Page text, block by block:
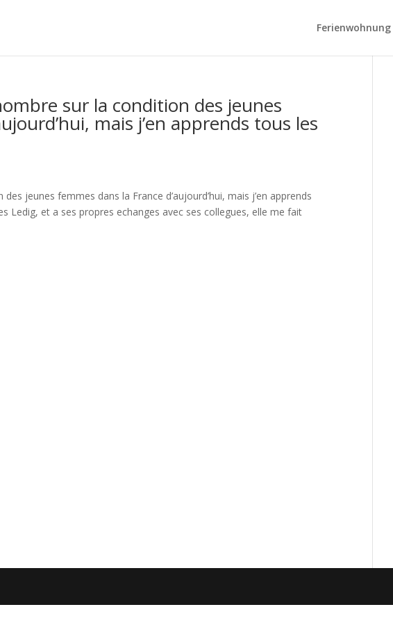
Ferienwohnung
sur la condition des jeunes
mais j’en apprends tous les
jeunes femmes dans la France d’aujourd’hui, mais j’en apprends
Ledig, et a ses propres echanges avec ses collegues, elle me fait